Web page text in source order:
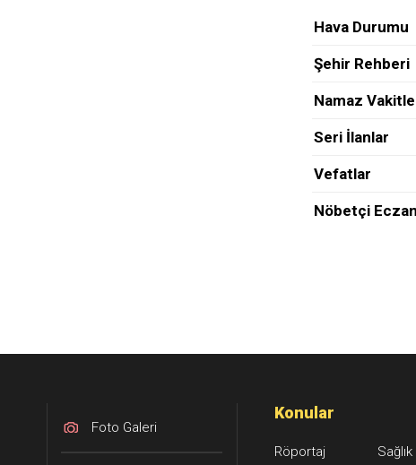
Hava Durumu
Şehir Rehberi
Namaz
Seri İlanlar
Vefatlar
Nöbetçi
Foto Galeri
Konular
Röportaj Sağlık